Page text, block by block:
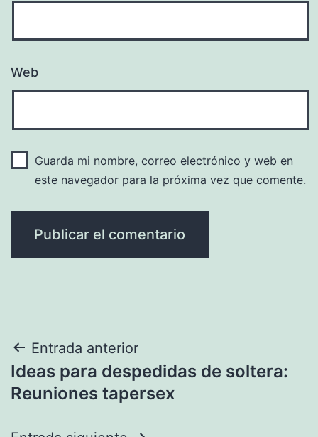
Web
Guarda mi nombre, correo electrónico y web en
este navegador para la próxima vez que comente.
Navegación
de
Entrada anterior
Ideas para despedidas de soltera:
Reuniones tapersex